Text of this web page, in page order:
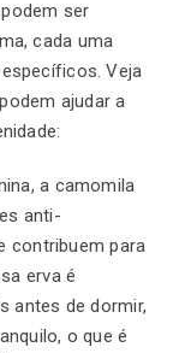
ser
cada uma
Veja
ajudar a
a camomila
anti-
contribuem para
erva é
antes de dormir,
o que é